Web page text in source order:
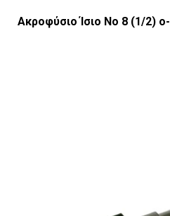
Ακροφύσιο Ίσιο Νο 8 (1/2)